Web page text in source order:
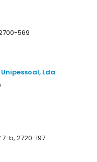
569
Lda
b, 2720-197